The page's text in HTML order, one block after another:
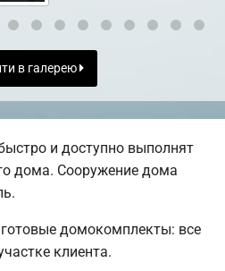
в галерею
и доступно выполнят
дома. Сооружение дома
домокомплекты: все
клиента.